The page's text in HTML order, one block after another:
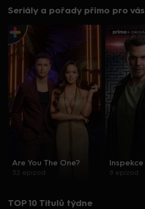
Seriály a pořady přímo pro vás
Are You The One?
32 epizod
Inspekce
8 epizod
TOP 10 Titulů týdne